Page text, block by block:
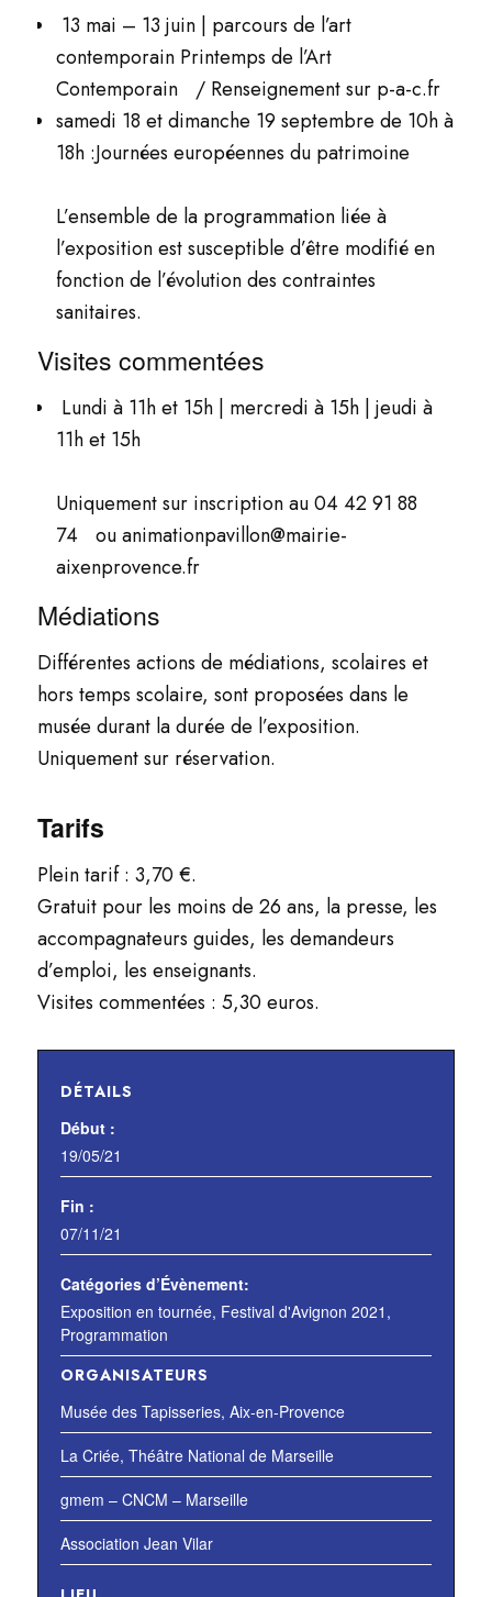
13 mai – 13 juin | parcours de l’art
contemporain Printemps de l’Art
Contemporain / Renseignement sur p-a-c.fr
samedi 18 et dimanche 19 septembre de 10h à
18h :Journées européennes du patrimoine
L’ensemble de la programmation liée à
l’exposition est susceptible d’être modifié en
fonction de l’évolution des contraintes
sanitaires.
Visites commentées
Lundi à 11h et 15h | mercredi à 15h | jeudi à
11h et 15h
Uniquement sur inscription au 04 42 91 88
74 ouanimationpavillon@mairie-
aixenprovence.fr
Médiations
Différentes actions de médiations, scolaires et
hors temps scolaire, sont proposées dans le
musée durant la durée de l’exposition.
Uniquement sur réservation.
Tarifs
Plein tarif : 3,70 €.
Gratuit pour les moins de 26 ans, la presse, les
accompagnateurs guides, les demandeurs
d’emploi, les enseignants.
Visites commentées : 5,30 euros.
DÉTAILS
Début :
19/05/21
Fin :
07/11/21
Catégories d’Évènement:
Exposition en tournée, Festival d'Avignon 2021 ,
Programmation
ORGANISATEURS
Musée des Tapisseries, Aix-en-Provence
La Criée, Théâtre National de Marseille
gmem – CNCM – Marseille
Association Jean Vilar